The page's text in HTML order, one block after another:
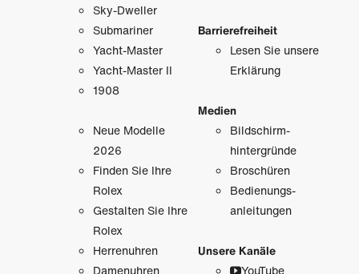
Sky-Dweller
Submariner
Yacht-Master
Yacht-Master II
1908
Neue Modelle
2026
Finden Sie Ihre
Rolex
Gestalten Sie Ihre
Rolex
Herrenuhren
Damenuhren
Barrierefreiheit
Lesen Sie unsere
Erklärung
Medien
Bildschirm­
hintergründe
Broschüren
Bedienungs­
anleitungen
Unsere Kanäle
YouTube